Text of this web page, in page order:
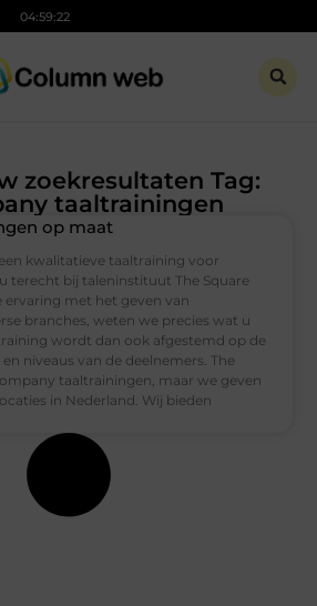
04:59:22
zoekresultaten Tag:
taaltrainingen
op maat
kwalitatieve taaltraining voor
terecht bij taleninstituut The Square
ervaring met het geven van
branches, weten we precies wat u
wordt dan ook afgestemd op de
niveaus van de deelnemers. The
taaltrainingen, maar we geven
in Nederland. Wij bieden